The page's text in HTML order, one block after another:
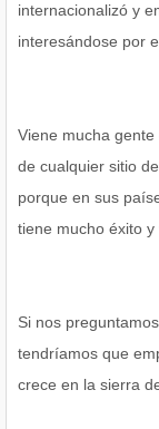
internacionalizó y
interesándose por
Viene mucha gente
de cualquier sitio
porque en sus
tiene mucho éxito
Si nos
tendríamos que
crece en la sierra